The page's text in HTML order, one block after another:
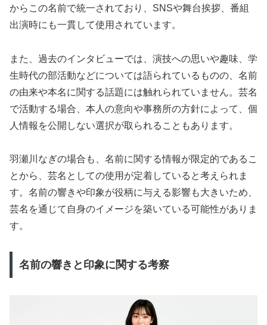
からこの名前で統一されており、SNSや舞台挨拶、番組
出演時にも一貫して使用されています。
また、過去のインタビューでは、演技への思いや趣味、学
生時代の部活動などについては語られているものの、名前
の由来や本名に関する話題には触れられていません。芸名
で活動する場合、本人の意向や事務所の方針によって、個
人情報を公開しない選択が取られることもあります。
羽瀬川なぎの場合も、名前に関する情報が限定的であるこ
とから、芸名としての使用が定着していると考えられま
す。名前の響きや印象が役柄に与える影響も大きいため、
芸名を通じて自身のイメージを築いている可能性がありま
す。
名前の響きと印象に関する考察